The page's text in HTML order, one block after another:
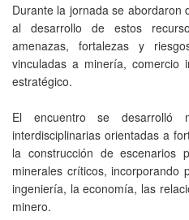
Durante la jornada se abordaron
al desarrollo de estos
amenazas, fortalezas y
vinculadas a minería, comercio
estratégico.
El encuentro se desarrolló
interdisciplinarias orientadas a
la construcción de escenarios
minerales críticos, incorporando
ingeniería, la economía, las
minero.